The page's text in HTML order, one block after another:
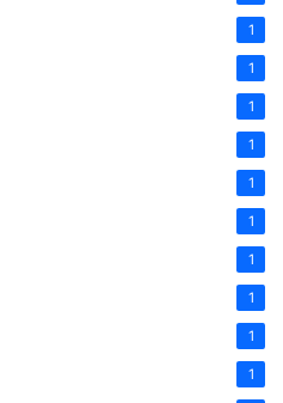
1
1
1
1
1
1
1
1
1
1